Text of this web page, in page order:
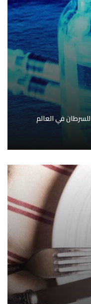
في العالم